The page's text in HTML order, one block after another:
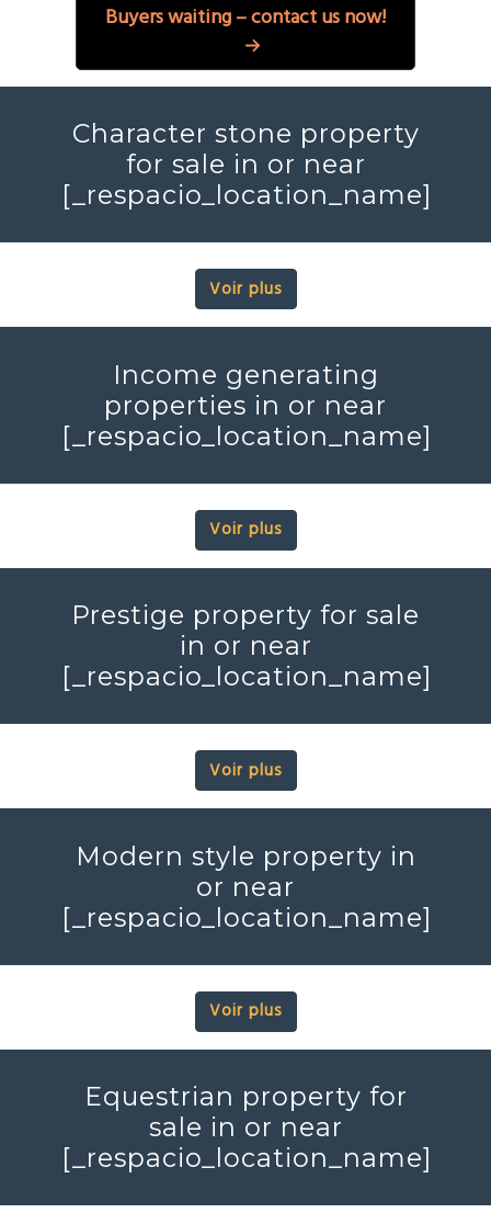
Buyers waiting – contact us now!
Character stone property
for sale in or near
[_respacio_location_name]
Voir plus
Income generating
properties in or near
[_respacio_location_name]
Voir plus
Prestige property for sale
in or near
[_respacio_location_name]
Voir plus
Modern style property in
or near
[_respacio_location_name]
Voir plus
Equestrian property for
sale in or near
[_respacio_location_name]